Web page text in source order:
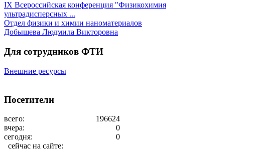
IX Всероссийская конференция "Физикохимия
ультрадисперсных ...
Отдел физики и химии наноматериалов
Добышева Людмила Викторовна
Для сотрудников ФТИ
Внешние ресурсы
Посетители
всего:
196624
вчера:
0
сегодня:
0
сейчас на сайте: